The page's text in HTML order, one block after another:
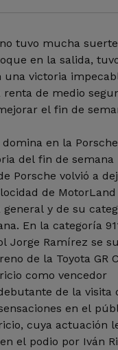
tuvo mucha
en la salida,
una victoria
renta de medio
el fin de
en la
del fin de semana
Porsche volvió a
de
general y de su
En la categoría
Jorge Ramírez se
de la Toyota GR
como vencedor
de la visita
en el
cuya actuación
el podio por Iván